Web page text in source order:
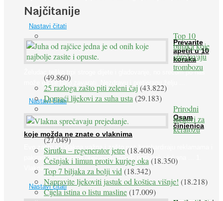
prirodne ...
Nastavi čitati
Prevarite
apetit u 10
koraka
Želudac teško trpi stroge dijete i gladovanje, no srećom po nas
može ga se lako zavarati. Nezdravu i pretjeranu želju ...
Nastavi čitati
Osam
činjenica
koje možda ne znate o vlaknima
Evo zašto su vlakna važna i zašto nas bombardiraju reklamama i
pakiranjima u kojima obećavaju najviši postotak vlakana ... 1.
Vlakna ...
Nastavi čitati
Najčitanije
Top 10
biljaka koje
sprečavaju
trombozu
(49.860)
25 razloga zašto piti zeleni čaj(43.822)
Domaći lijekovi za suha usta (29.183)
Prirodni
lijekovi za
keratozu
(27.049)
Sirutka – regenerator jetre(18.408)
Češnjak i limun protiv kurjeg oka (18.350)
Top 7 biljaka za bolji vid (18.342)
Napravite ljekoviti jastuk od koštica višnje! (18.218)
Cijela istina o listu masline(17.009)